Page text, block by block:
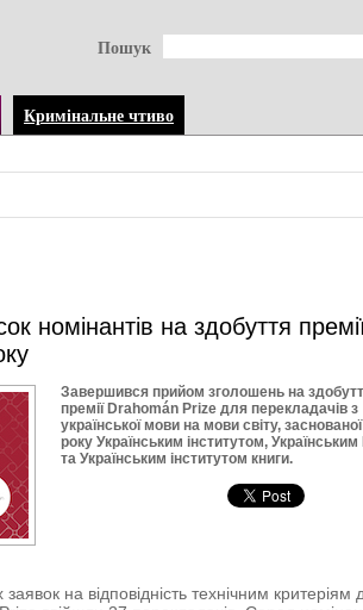
Пошук
Кримінальне чтиво
номінантів на здобуття
Завершився прийом зголошень на
премії Drahomán Prize для перекладачів з
української мови на мови світу,
року Українським інститутом,
та Українським інститутом книги.
на відповідність технічним критеріям